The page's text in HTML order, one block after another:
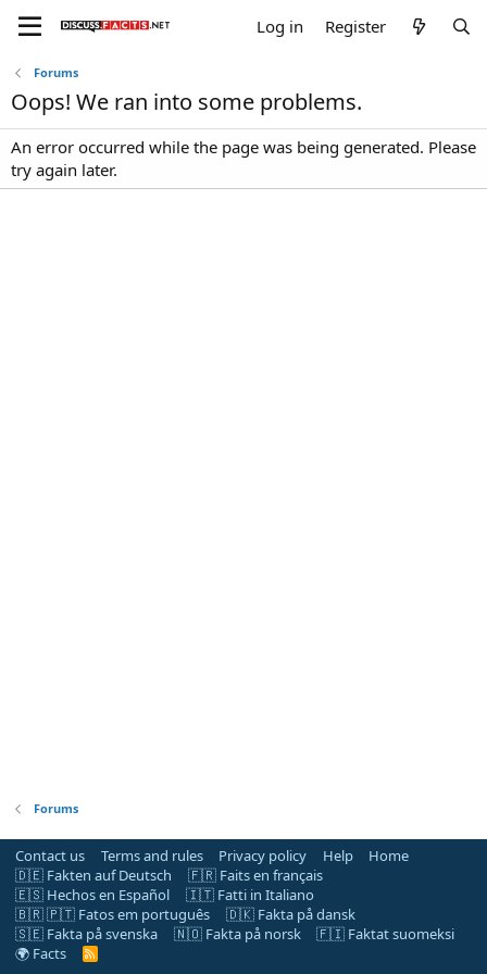
Log in Register
Forums
Oops! We ran into some problems.
An error occurred while the page was being generated. Please
try again later.
Forums
Contact us Terms and rules Privacy policy Help
Home
🇩🇪 Fakten auf Deutsch
🇫🇷 Faits en français
🇪🇸 Hechos en Español
🇮🇹 Fatti in Italiano
🇧🇷 🇵🇹 Fatos em português
🇩🇰 Fakta på dansk
🇸🇪 Fakta på svenska
🇳🇴 Fakta på norsk
🇫🇮 Faktat suomeksi
🌍 Facts
R